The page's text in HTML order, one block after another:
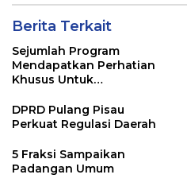
Berita Terkait
Sejumlah Program
Mendapatkan Perhatian
Khusus Untuk
DPRD Pulang Pisau
Perkuat Regulasi Daerah
5 Fraksi Sampaikan
Padangan Umum